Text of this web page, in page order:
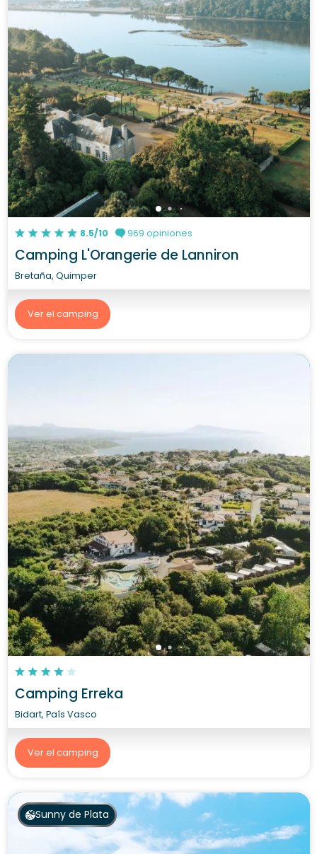
8.5/10 969 opiniones
Camping L'Orangerie de Lanniron
Bretaña, Quimper
Ver el camping
Camping Erreka
Bidart, País Vasco
Ver el camping
Sunny de Plata